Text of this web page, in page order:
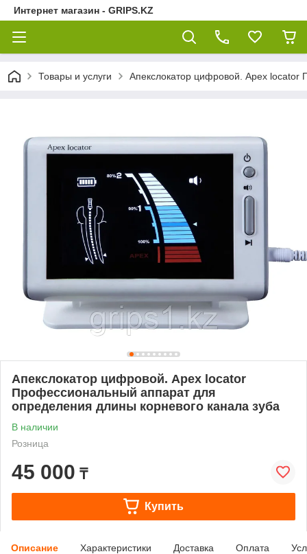
Интернет магазин - GRIPS.KZ
Товары и услуги Апекслокатор цифровой. Apex locator
Апекслокатор цифровой. Apex locator
Профессиональный аппарат для
определения длины корневого канала зуба
В наличии
Розница
45 000 ₸
Купить
Описание Характеристики Доставка Оплата